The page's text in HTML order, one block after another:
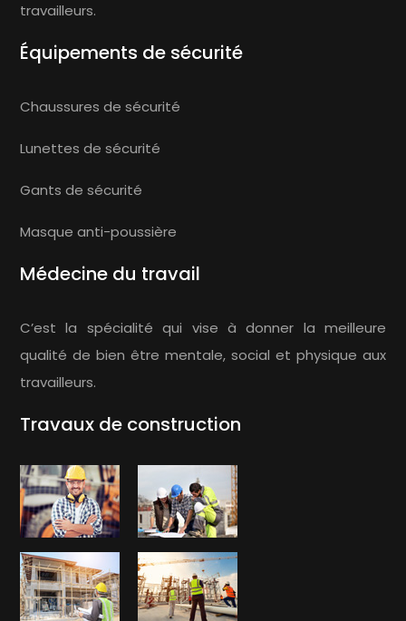
travailleurs.
Équipements de sécurité
Chaussures de sécurité
Lunettes de sécurité
Gants de sécurité
Masque anti-poussière
Médecine du travail
C’est la spécialité qui vise à donner la meilleure
qualité de bien être mentale, social et physique aux
travailleurs.
Travaux de construction